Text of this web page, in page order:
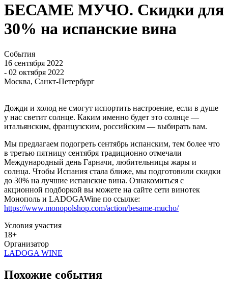
БЕСАМЕ МУЧО. Скидки для
30% на испанские вина
События
16 сентября 2022
- 02 октября 2022
Москва, Санкт-Петербург
Дожди и холод не смогут испортить настроение, если в душе
у нас светит солнце. Каким именно будет это солнце —
итальянским, французским, российским — выбирать вам.
Мы предлагаем подогреть сентябрь испанским, тем более что
в третью пятницу сентября традиционно отмечали
Международный день Гарначи, любительницы жары и
солнца. Чтобы Испания стала ближе, мы подготовили скидки
до 30% на лучшие испанские вина. Ознакомиться с
акционной подборкой вы можете на сайте сети винотек
Монополь и LADOGAWine по ссылке:
https://www.monopolshop.com/action/besame-mucho/
Условия участия
18+
Организатор
LADOGA WINE
Похожие события